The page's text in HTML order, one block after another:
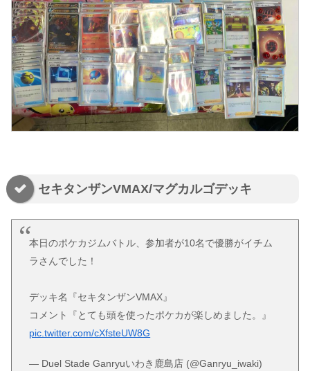
セキタンザンVMAX/マグカルゴデッキ
本日のポケカジムバトル、参加者が10名で優勝がイチム
ラさんでした！
デッキ名『セキタンザンVMAX』
コメント『とても頭を使ったポケカが楽しめました。』
pic.twitter.com/cXfsteUW8G
— Duel Stade Ganryuいわき鹿島店 (@Ganryu_iwaki)